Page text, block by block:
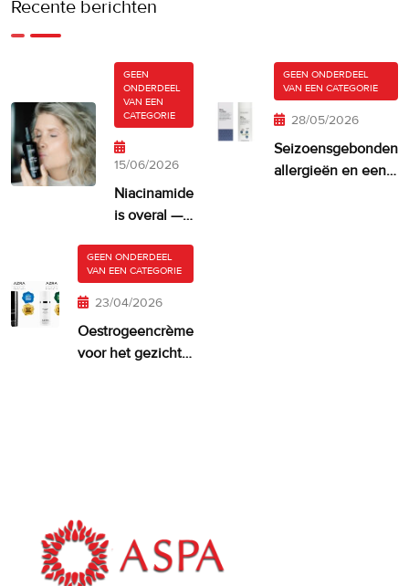
Recente berichten
GEEN
ONDERDEEL
VAN EEN
CATEGORIE
15/06/2026
Niacinamide
is overal —
je huid er
misschien
te veel van?
GEEN ONDERDEEL
VAN EEN CATEGORIE
28/05/2026
Seizoensgebonden
allergieën en een
GEEN ONDERDEEL
VAN EEN CATEGORIE
23/04/2026
Oestrogeencrème
voor het gezicht: